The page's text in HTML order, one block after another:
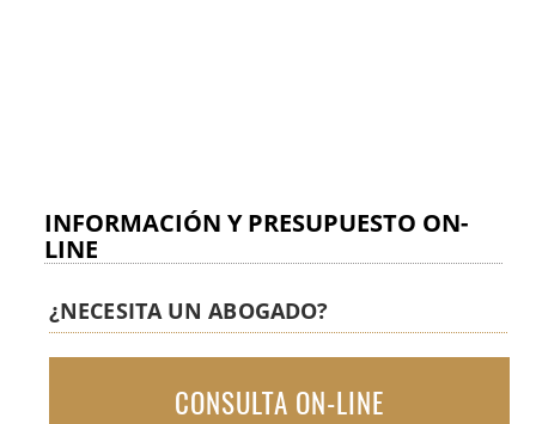
INFORMACIÓN Y PRESUPUESTO ON-
LINE
¿NECESITA UN ABOGADO?
CONSULTA ON-LINE